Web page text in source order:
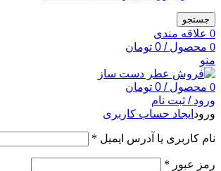
جستجو
0 علاقه مندی
0 محصول /
0 تومان
منو
0 محصول /
0 تومان
ورود / ثبت نام
ورود ایجاد حساب کاربری
نام کاربری یا آدرس ایمیل *
رمز عبور *